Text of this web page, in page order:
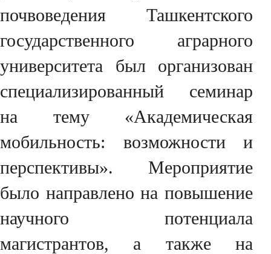
почвоведения Ташкентского
государственного аграрного
университета был организован
специализированный семинар
на тему «Академическая
мобильность: возможности и
перспективы». Мероприятие
было направлено на повышение
научного потенциала
магистрантов, а также на